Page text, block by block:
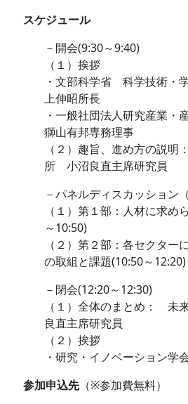
スケジュール
－開会(9:30～9:40)
（１）挨拶
・文部科学省 科学技術・
上伸昭所長
・一般社団法人研究産業・
獅山有邦専務理事
（２）趣旨、進め方の説
所 小沼良直主席研究員
－パネルディスカッション（
（１）第１部：人材に求め
～10:50)
（２）第２部：各セクター
の取組と課題(10:50～12:20)
－閉会(12:20～12:30)
（１）全体のまとめ： 未
良直主席研究員
（２）挨拶
・研究・イノベーション
参加申込先（※参加費無料）